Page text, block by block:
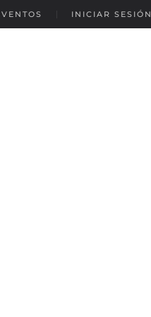
INICIAR SESIÓN